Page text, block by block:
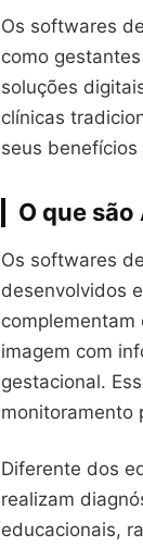
Os softwares
como
soluções
clínicas
seus
O que
Os softwares
desenvolvidos
complementam
imagem com
gestacional.
monitoramento
Diferente dos
realizam
educacionais,